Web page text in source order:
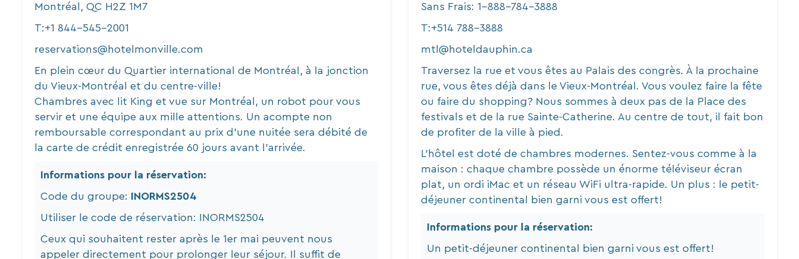
Montréal, QC H2Z 1M7
T:+1 844-545-2001
reservations@hotelmonville.com
En plein cœur du Quartier international de Montréal, à la jonction
du Vieux-Montréal et du centre-ville!
Chambres avec lit King et vue sur Montréal, un robot pour vous
servir et une équipe aux mille attentions. Un acompte non
remboursable correspondant au prix d'une nuitée sera débité de
la carte de crédit enregistrée 60 jours avant l'arrivée.
Informations pour la réservation:
Code du groupe: INORMS2504
Utiliser le code de réservation: INORMS2504
Ceux qui souhaitent rester après le 1er mai peuvent nous
appeler directement pour prolonger leur séjour. Il suffit de
Sans Frais: 1-888-784-3888
T:+514 788-3888
mtl@hoteldauphin.ca
Traversez la rue et vous êtes au Palais des congrès. À la prochaine
rue, vous êtes déjà dans le Vieux-Montréal. Vous voulez faire la fête
ou faire du shopping? Nous sommes à deux pas de la Place des
festivals et de la rue Sainte-Catherine. Au centre de tout, il fait bon
de profiter de la ville à pied.
L’hôtel est doté de chambres modernes. Sentez-vous comme à la
maison : chaque chambre possède un énorme téléviseur écran
plat, un ordi iMac et un réseau WiFi ultra-rapide. Un plus : le petit-
déjeuner continental bien garni vous est offert!
Informations pour la réservation:
Un petit-déjeuner continental bien garni vous est offert!